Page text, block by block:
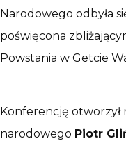
Narodowego odbyła
poświęcona
Powstania w Getcie
Konferencję
narodowego Piotr